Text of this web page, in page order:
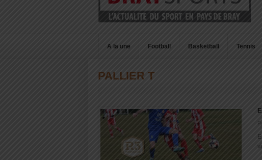
A la une Football Basketball Tennis
PALLIER T